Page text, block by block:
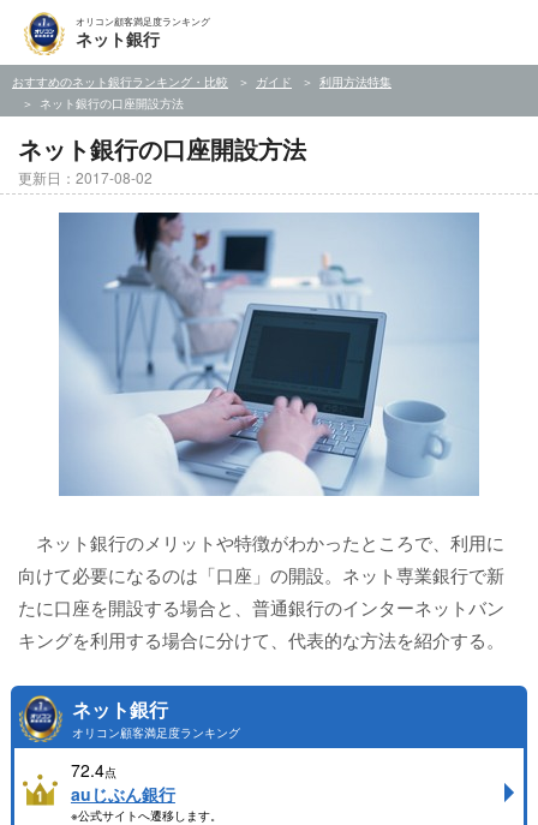
オリコン顧客満足度ランキング
ネット銀行
おすすめのネット銀行ランキング・比較 ガイド
利用方法特集
ネット銀行の口座開設方法
ネット銀行の口座開設方法
更新日：2017-08-02
ネット銀行のメリットや特徴がわかったところで、利用に
向けて必要になるのは「口座」の開設。ネット専業銀行で新
たに口座を開設する場合と、普通銀行のインターネットバン
キングを利用する場合に分けて、代表的な方法を紹介する。
ネット銀行
オリコン顧客満足度ランキング
72.4点
auじぶん銀行
※公式サイトへ遷移します。